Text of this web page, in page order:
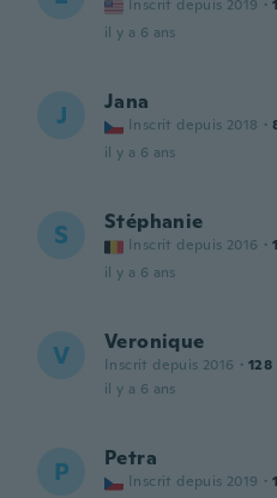
Inscrit depuis 2019 ·
il y a 6 ans
J Jana
Inscrit depuis 2018 ·
il y a 6 ans
S Stéphanie
Inscrit depuis 2016 ·
il y a 6 ans
V Veronique
Inscrit depuis 2016 · 128
il y a 6 ans
P Petra
Inscrit depuis 2019 ·